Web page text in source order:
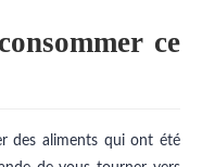
ce
des aliments qui ont été